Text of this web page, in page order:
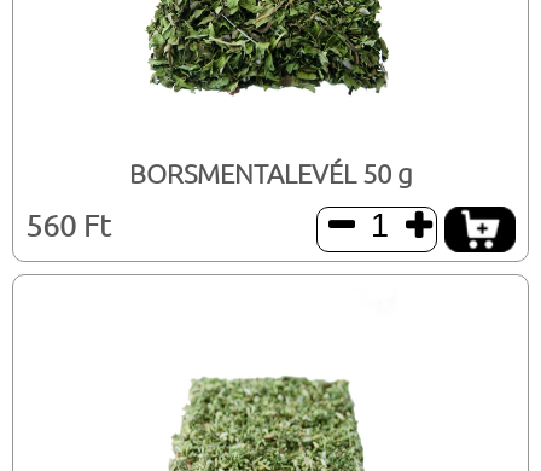
BORSMENTALEVÉL 50 g
560 Ft  